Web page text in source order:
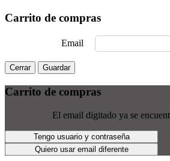
Carrito de compras
Email
Cerrar Guardar
Carrito de compras
El email digitado ya se
Tengo usuario y contraseña
Quiero usar email diferente